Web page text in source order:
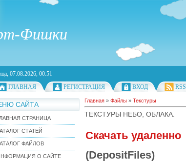
Фишки
07.08.2026, 00:51
ГЛАВНАЯ
РЕГИСТРАЦИЯ ВХОД RSS
САЙТА
СТРАНИЦА
СТАТЕЙ
ФАЙЛОВ
О САЙТЕ
Главная » Файлы » Текстуры
ТЕКСТУРЫ НЕБО, ОБЛАКА.
Скачать удаленно
(DepositFiles)